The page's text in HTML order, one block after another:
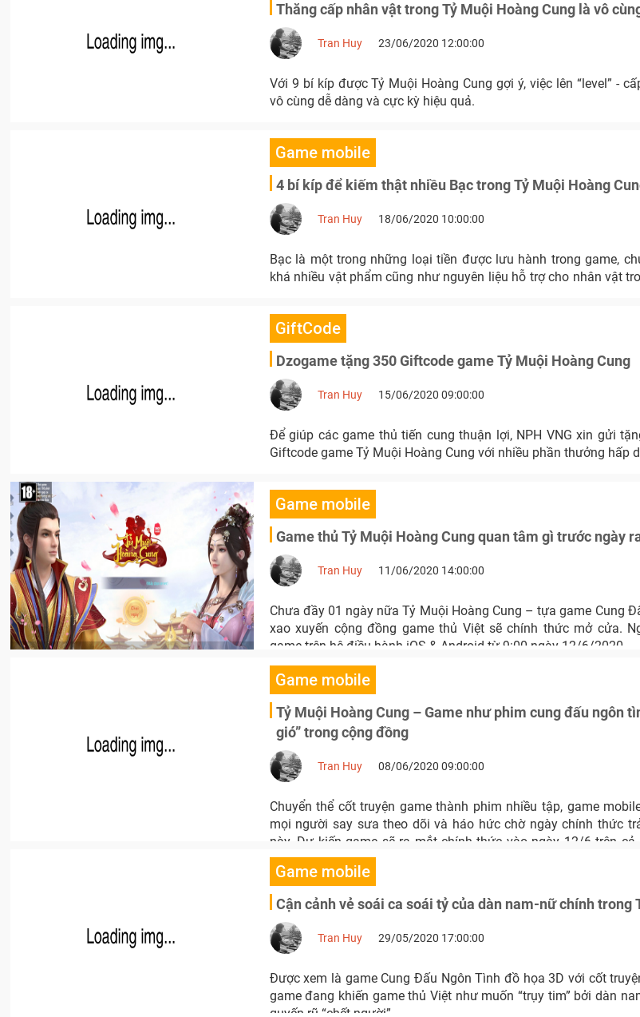
Thăng cấp nhân vật trong Tỷ Muội Hoàng Cung là vô
Tran Huy 23/06/2020 12:00:00
Với 9 bí kíp được Tỷ Muội Hoàng Cung gợi ý, việc lên “level” -
vô cùng dễ dàng và cực kỳ hiệu quả.
Game mobile
4 bí kíp để kiếm thật nhiều Bạc trong Tỷ Muội Hoàng
Tran Huy 18/06/2020 10:00:00
Bạc là một trong những loại tiền được lưu hành trong game,
khá nhiều vật phẩm cũng như nguyên liệu hỗ trợ cho nhân vật
GiftCode
Dzogame tặng 350 Giftcode game Tỷ Muội Hoàng Cung
Tran Huy 15/06/2020 09:00:00
Để giúp các game thủ tiến cung thuận lợi, NPH VNG xin gửi
Giftcode game Tỷ Muội Hoàng Cung với nhiều phần thưởng hấp
Game mobile
Game thủ Tỷ Muội Hoàng Cung quan tâm gì trước ngày
Tran Huy 11/06/2020 14:00:00
Chưa đầy 01 ngày nữa Tỷ Muội Hoàng Cung – tựa game Cung
xao xuyến cộng đồng game thủ Việt sẽ chính thức mở cửa.
game trên hệ điều hành iOS & Android từ 9:00 ngày 12/6/2020.
Game mobile
Tỷ Muội Hoàng Cung – Game như phim cung đấu ngôn
gió” trong cộng đồng
Tran Huy 08/06/2020 09:00:00
Chuyển thể cốt truyện game thành phim nhiều tập, game
mọi người say sưa theo dõi và háo hức chờ ngày chính thức
này. Dự kiến game sẽ ra mắt chính thức vào ngày 12/6 trên
iOS.
Game mobile
Cận cảnh vẻ soái ca soái tỷ của dàn nam-nữ chính trong
Tran Huy 29/05/2020 17:00:00
Được xem là game Cung Đấu Ngôn Tình đồ họa 3D với cốt
game đang khiến game thủ Việt như muốn “trụy tim” bởi dàn
quyến rũ “chết người”.